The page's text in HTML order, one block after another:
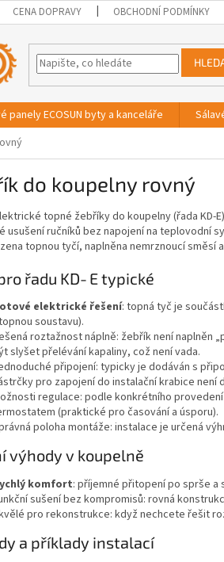
CENA DOPRAVY OBCHODNÍ PODMÍNKY
panely ECOSUN byty a kanceláře
do koupelny rovný
topné žebříky do koupelny (řada
usušení ručníků bez napojení na teplovodní
topnou tyčí, naplněna nemrznoucí
řadu KD‑E typické
elektrické řešení: topná tyč je
soustavu).
roztažnost náplně: žebřík není naplněn
slyšet přelévání kapaliny, což není vada.
připojení: typicky je dodáván s
pro zapojení do instalační krabice není
regulace: podle konkrétního
(praktické pro časování a úsporu).
poloha montáže: instalace je určená
výhody v koupelně
komfort: příjemné přitopení po sprše a
sušení bez kompromisů: rovná
pro rekonstrukce: když nechcete řešit
a příklady instalací